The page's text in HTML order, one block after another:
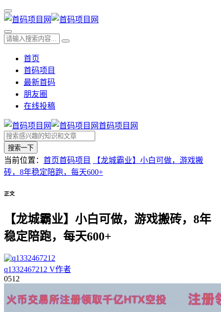
首页
首码项目
最新首码
朋友圈
在线投稿
首码项目网
搜索一下
当前位置： 首页首码项目
【龙城霸业】小白可做，游戏搬
砖，8年稳定陪跑，每天600+
正文
【龙城霸业】小白可做，游戏搬砖，8年
稳定陪跑，每天600+
q1332467212 V作者
0512